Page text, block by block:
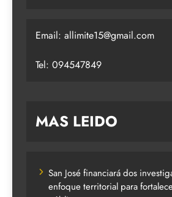
Email: allimite15@gmail.com
Tel: 094547849
MAS LEIDO
San José financiará dos
enfoque territorial para